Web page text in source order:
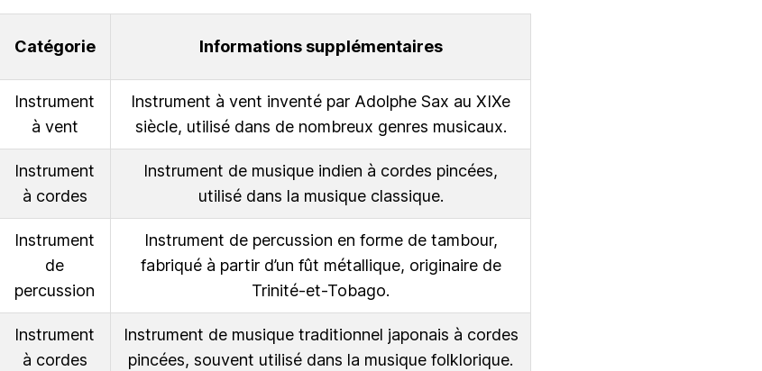
Catégorie Informations supplémentaires
Instrument
à vent
Instrument à vent inventé par Adolphe Sax au XIXe
siècle, utilisé dans de nombreux genres musicaux.
Instrument
à cordes
Instrument de musique indien à cordes pincées,
utilisé dans la musique classique.
Instrument
de
percussion
Instrument de percussion en forme de tambour,
fabriqué à partir d’un fût métallique, originaire de
Trinité-et-Tobago.
Instrument
à cordes
Instrument de musique traditionnel japonais à cordes
pincées, souvent utilisé dans la musique folklorique.